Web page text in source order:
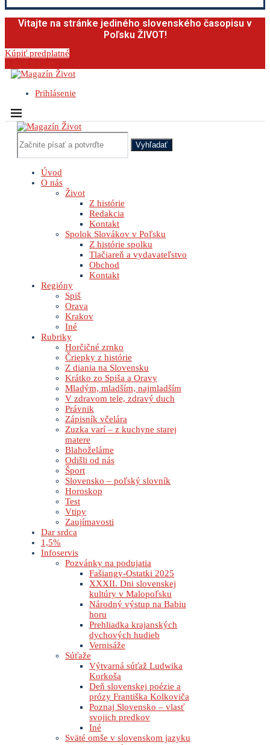
Vitajte na stránke jediného slovenského časopisu v
Poľsku ŽIVOT!
Kúpiť predplatné
Prihlásenie
Vyhľadať
Úvod
O nás
Život
Z histórie
Redakcia
Kontakt
Spolok Slovákov v Poľsku
Z histórie spolku
Tlačiareň a vydavateľstvo
Obchod
Kontakt
Regióny
Spiš
Orava
Krakov
Iné
Rubriky
Horčičné zrnko
Čriepky z histórie
Z diania na Slovensku
Krátko zo Spiša a Oravy
Mladým, mladším, najmladším
V zdravom tele, zdravý duch
Právnik
Zápisník včelára
Zuzka varí – z kuchyne starej
matere
Blahoželáme
Odišli od nás
Šport
Slovensko – poľský slovník
Horoskop
Test
Vtipy
Zaujímavosti
Dar srdca
1,5%
Infoservis
Pozvánky na podujatia
Fašiangy-Ostatki 2025
XXXII. Dni slovenskej
kultúry v Malopoľsku
Národný výstup na Babiu
horu
Prehliadka krajanských
dychových hudieb
Vernisáže
Súťaže
Výtvarná súťaž Ludwika
Korkoša
Deň slovenskej poézie a
prózy Františka Kolkoviča
Poznaj Slovensko – vlasť
svojich predkov
Iné
Sväté omše v slovenskom jazyku